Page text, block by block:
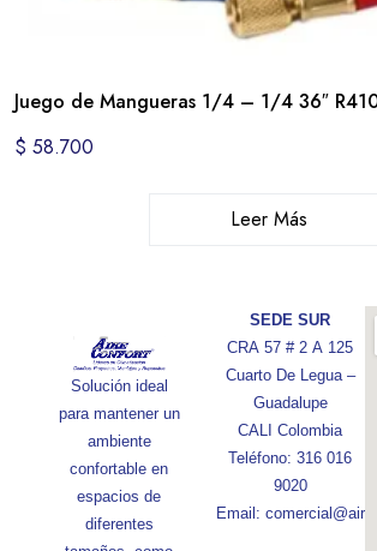
Juego de Mangueras 1/4 – 1/4 36″
$ 58.700
Leer Más
Solución ideal
para mantener un
ambiente
confortable en
espacios de
diferentes
SEDE SUR
CRA 57 # 2 A 125
Cuarto De Legua –
Guadalupe
CALI Colombia
Teléfono: 316 016
9020
Email: